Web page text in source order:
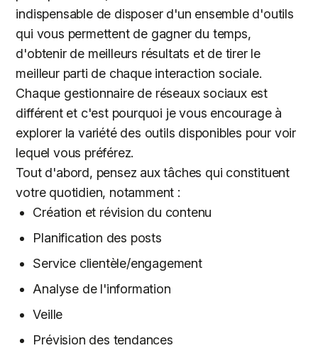
indispensable de disposer d'un ensemble d'outils
qui vous permettent de gagner du temps,
d'obtenir de meilleurs résultats et de tirer le
meilleur parti de chaque interaction sociale.
Chaque gestionnaire de réseaux sociaux est
différent et c'est pourquoi je vous encourage à
explorer la variété des outils disponibles pour voir
lequel vous préférez.
Tout d'abord, pensez aux tâches qui constituent
votre quotidien, notamment :
Création et révision du contenu
Planification des posts
Service clientèle/engagement
Analyse de l'information
Veille
Prévision des tendances